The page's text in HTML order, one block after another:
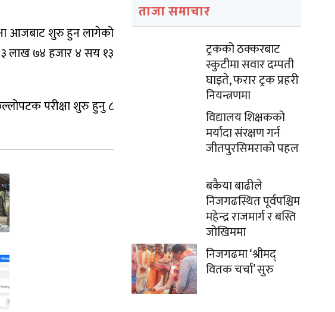
आजबाट शुरु हुन लागेको
३ लाख ७४ हजार ४ सय १३
परीक्षा शुरु हुनु ८
ताजा समाचार
ट्रकको ठक्करबाट
स्कुटीमा सवार दम्पती
घाइते, फरार ट्रक प्रहरी
नियन्त्रणमा
विद्यालय शिक्षकको
मर्यादा संरक्षण गर्न
जीतपुरसिमराको पहल
बकैया बाढीले
निजगढस्थित पूर्वपश्चिम
महेन्द्र राजमार्ग र बस्ति
जोखिममा
निजगढमा ‘श्रीमद्
वितक चर्चा’ सुरु